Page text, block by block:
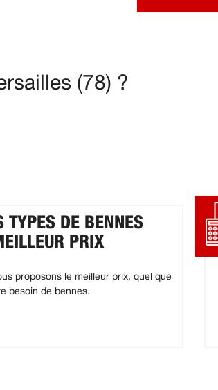
(78) ?
TYPES DE BENNES
PRIX
proposons le meilleur prix, quel que
besoin de bennes.